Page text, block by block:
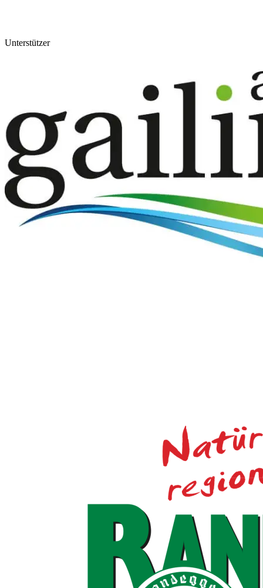
Unterstützer